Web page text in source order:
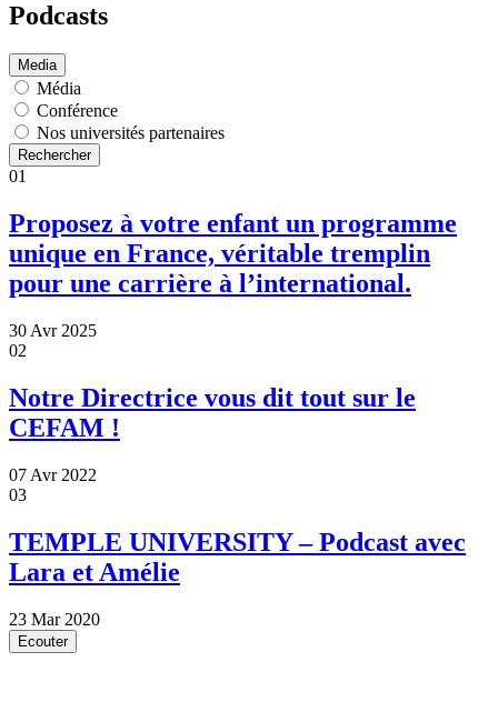
Podcasts
Media
Média
Conférence
Nos universités partenaires
01
Proposez à votre enfant un programme
unique en France, véritable tremplin
pour une carrière à l’international.
30 Avr 2025
02
Notre Directrice vous dit tout sur le
CEFAM !
07 Avr 2022
03
TEMPLE UNIVERSITY – Podcast avec
Lara et Amélie
23 Mar 2020
Ecouter